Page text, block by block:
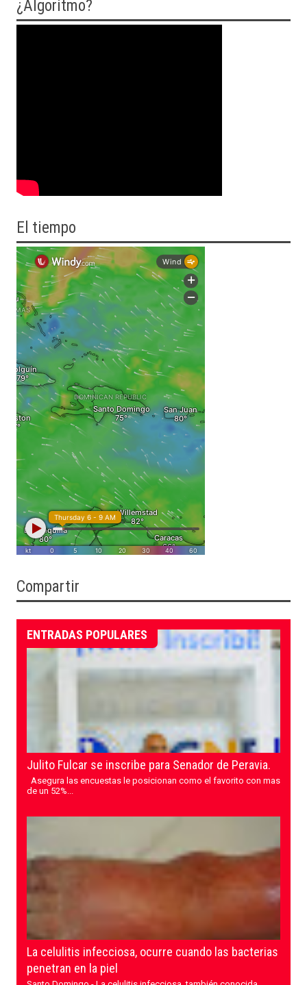
¿Algoritmo?
El tiempo
Compartir
ENTRADAS POPULARES
Julito Fulcar se inscribe para Senador de Peravia.
Asegura las encuestas le posicionan como el favorito con mas
de un 52%...
La celulitis infecciosa, ocurre cuando las bacterias
penetran en la piel